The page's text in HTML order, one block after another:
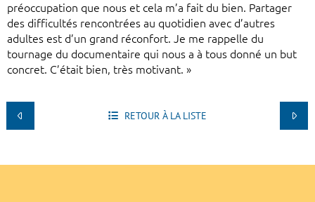
préoccupation que nous et cela m’a fait du bien. Partager
des difficultés rencontrées au quotidien avec d’autres
adultes est d’un grand réconfort. Je me rappelle du
tournage du documentaire qui nous a à tous donné un but
concret. C’était bien, très motivant. »
RETOUR À LA LISTE